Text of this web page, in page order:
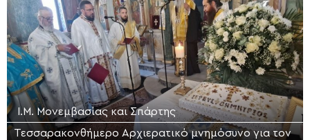
Ι.Μ. Μονεμβασίας και Σπάρτης
Τεσσαρακονθήμερο Αρχιερατικό μνημόσυνο για τον